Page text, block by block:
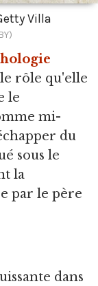
Villa
rôle qu'elle
le
mi-
du
sous le
la
par le père
dans